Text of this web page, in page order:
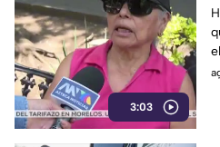
3:03